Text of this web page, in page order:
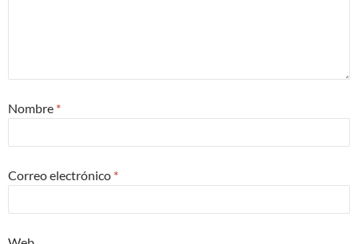
Nombre *
Correo electrónico *